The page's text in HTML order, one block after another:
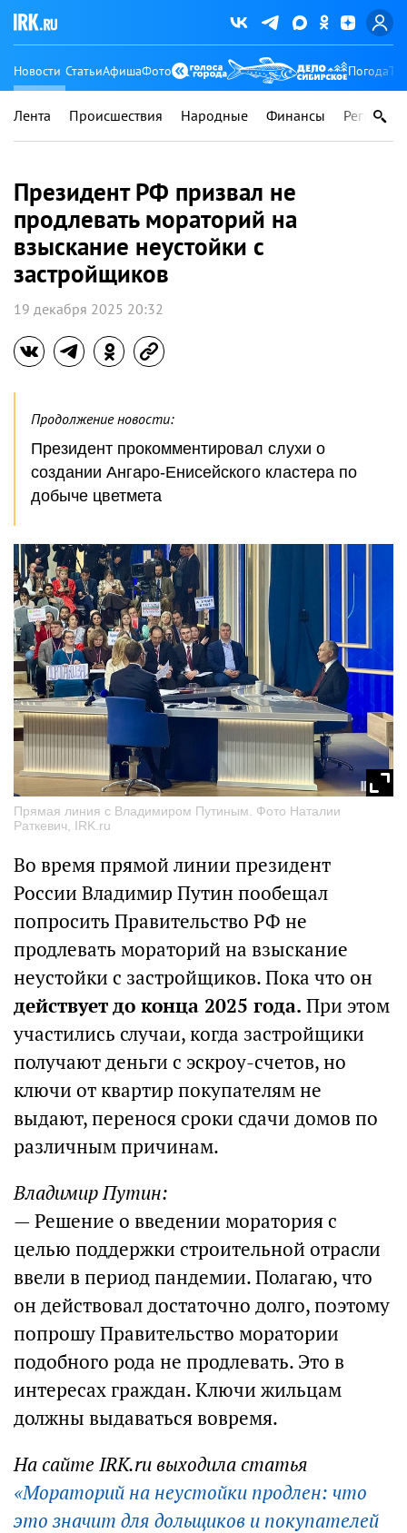
Новости СтатьиАфишаФото Погода
Лента Происшествия Народные Финансы Регионы
Президент РФ призвал не
продлевать мораторий на
взыскание неустойки с
застройщиков
19 декабря 2025 20:32
Продолжение новости:
Президент прокомментировал слухи о
создании Ангаро-Енисейского кластера по
добыче цветмета
Прямая линия с Владимиром Путиным. Фото Наталии
Раткевич, IRK.ru
Во время прямой линии президент
России Владимир Путин пообещал
попросить Правительство РФ не
продлевать мораторий на взыскание
неустойки с застройщиков. Пока что он
действует до конца 2025 года. При этом
участились случаи, когда застройщики
получают деньги с эскроу-счетов, но
ключи от квартир покупателям не
выдают, перенося сроки сдачи домов по
различным причинам.
Владимир Путин:
— Решение о введении моратория с
целью поддержки строительной отрасли
ввели в период пандемии. Полагаю, что
он действовал достаточно долго, поэтому
попрошу Правительство моратории
подобного рода не продлевать. Это в
интересах граждан. Ключи жильцам
должны выдаваться вовремя.
На сайте IRK.ru выходила статья
«Мораторий на неустойки продлен: что
это значит для дольщиков и покупателей